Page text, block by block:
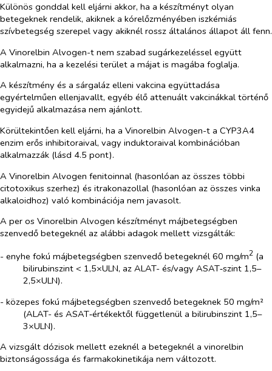
Különös gonddal kell eljárni akkor, ha a készítményt olyan
betegeknek rendelik, akiknek a kórelőzményében iszkémiás
szívbetegség szerepel vagy akiknél rossz általános állapot áll fenn.
A Vinorelbin Alvogen-t nem szabad sugárkezeléssel együtt
alkalmazni, ha a kezelési terület a májat is magába foglalja.
A készítmény és a sárgaláz elleni vakcina együttadása
egyértelműen ellenjavallt, egyéb élő attenuált vakcinákkal történő
egyidejű alkalmazása nem ajánlott.
Körültekintően kell eljárni, ha a Vinorelbin Alvogen-t a CYP3A4
enzim erős inhibitoraival, vagy induktoraival kombinációban
alkalmazzák (lásd 4.5 pont).
A Vinorelbin Alvogen fenitoinnal (hasonlóan az összes többi
citotoxikus szerhez) és itrakonazollal (hasonlóan az összes vinka
alkaloidhoz) való kombinációja nem javasolt.
A per os Vinorelbin Alvogen készítményt májbetegségben
szenvedő betegeknél az alábbi adagok mellett vizsgálták:
- enyhe fokú májbetegségben szenvedő betegeknél 60 mg/m2 (a
bilirubinszint < 1,5×ULN, az ALAT- és/vagy ASAT‑szint 1,5–
2,5×ULN).
- közepes fokú májbetegségben szenvedő betegeknek 50 mg/m²
(ALAT- és ASAT‑értékektől függetlenül a bilirubinszint 1,5–
3×ULN).
A vizsgált dózisok mellett ezeknél a betegeknél a vinorelbin
biztonságossága és farmakokinetikája nem változott.